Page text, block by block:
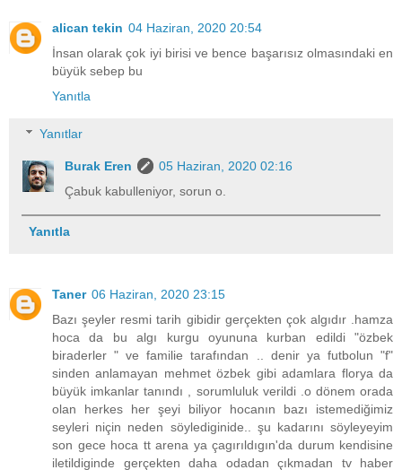
alican tekin 04 Haziran, 2020 20:54
İnsan olarak çok iyi birisi ve bence başarısız olmasındaki en
büyük sebep bu
Yanıtla
Yanıtlar
Burak Eren
05 Haziran, 2020 02:16
Çabuk kabulleniyor, sorun o.
Yanıtla
Taner 06 Haziran, 2020 23:15
Bazı şeyler resmi tarih gibidir gerçekten çok algıdır .hamza
hoca da bu algı kurgu oyununa kurban edildi "özbek
biraderler " ve familie tarafından .. denir ya futbolun "f"
sinden anlamayan mehmet özbek gibi adamlara florya da
büyük imkanlar tanındı , sorumluluk verildi .o dönem orada
olan herkes her şeyi biliyor hocanın bazı istemediğimiz
seyleri niçin neden söylediginide.. şu kadarını söyleyeyim
son gece hoca tt arena ya çagırıldıgın'da durum kendisine
iletildiginde gerçekten daha odadan çıkmadan tv haber